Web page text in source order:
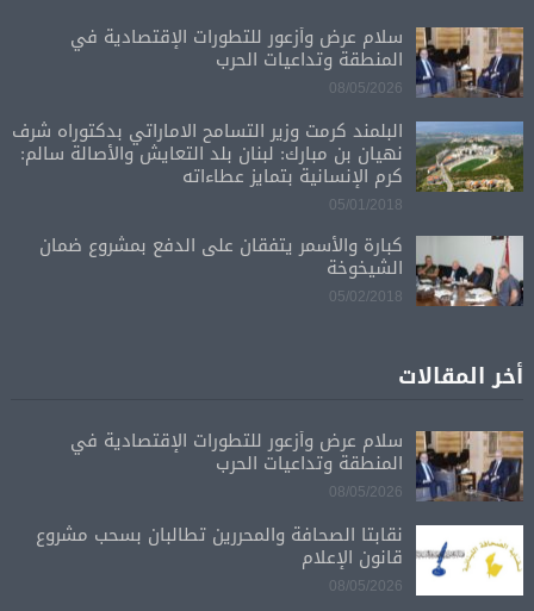
سلام عرض وأزعور للتطورات الإقتصادية في
المنطقة وتداعيات الحرب
08/05/2026
البلمند كرمت وزير التسامح الاماراتي بدكتوراه شرف
نهيان بن مبارك: لبنان بلد التعايش والأصالة سالم:
كرم الإنسانية بتمايز عطاءاته
05/01/2018
كبارة والأسمر يتفقان على الدفع بمشروع ضمان
الشيخوخة
05/02/2018
أخر المقالات
سلام عرض وأزعور للتطورات الإقتصادية في
المنطقة وتداعيات الحرب
08/05/2026
نقابتا الصحافة والمحررين تطالبان بسحب مشروع
قانون الإعلام
08/05/2026